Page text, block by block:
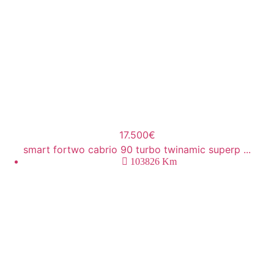
17.500€
smart fortwo cabrio 90 turbo twinamic superp ...
103826 Km